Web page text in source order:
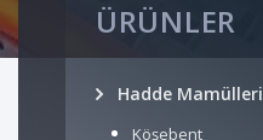
ÜRÜNLER
Hadde Mamülleri
Köşebent